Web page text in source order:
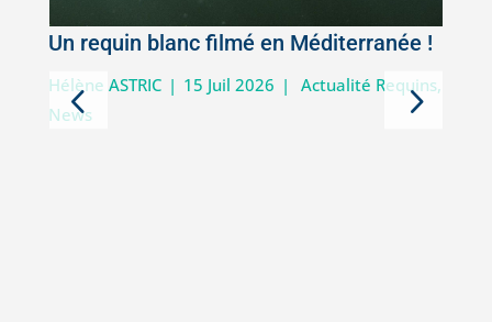
Un requin blanc filmé en Méditerranée !
Hélène ASTRIC | 15 Juil 2026 | Actualité Requins,
News